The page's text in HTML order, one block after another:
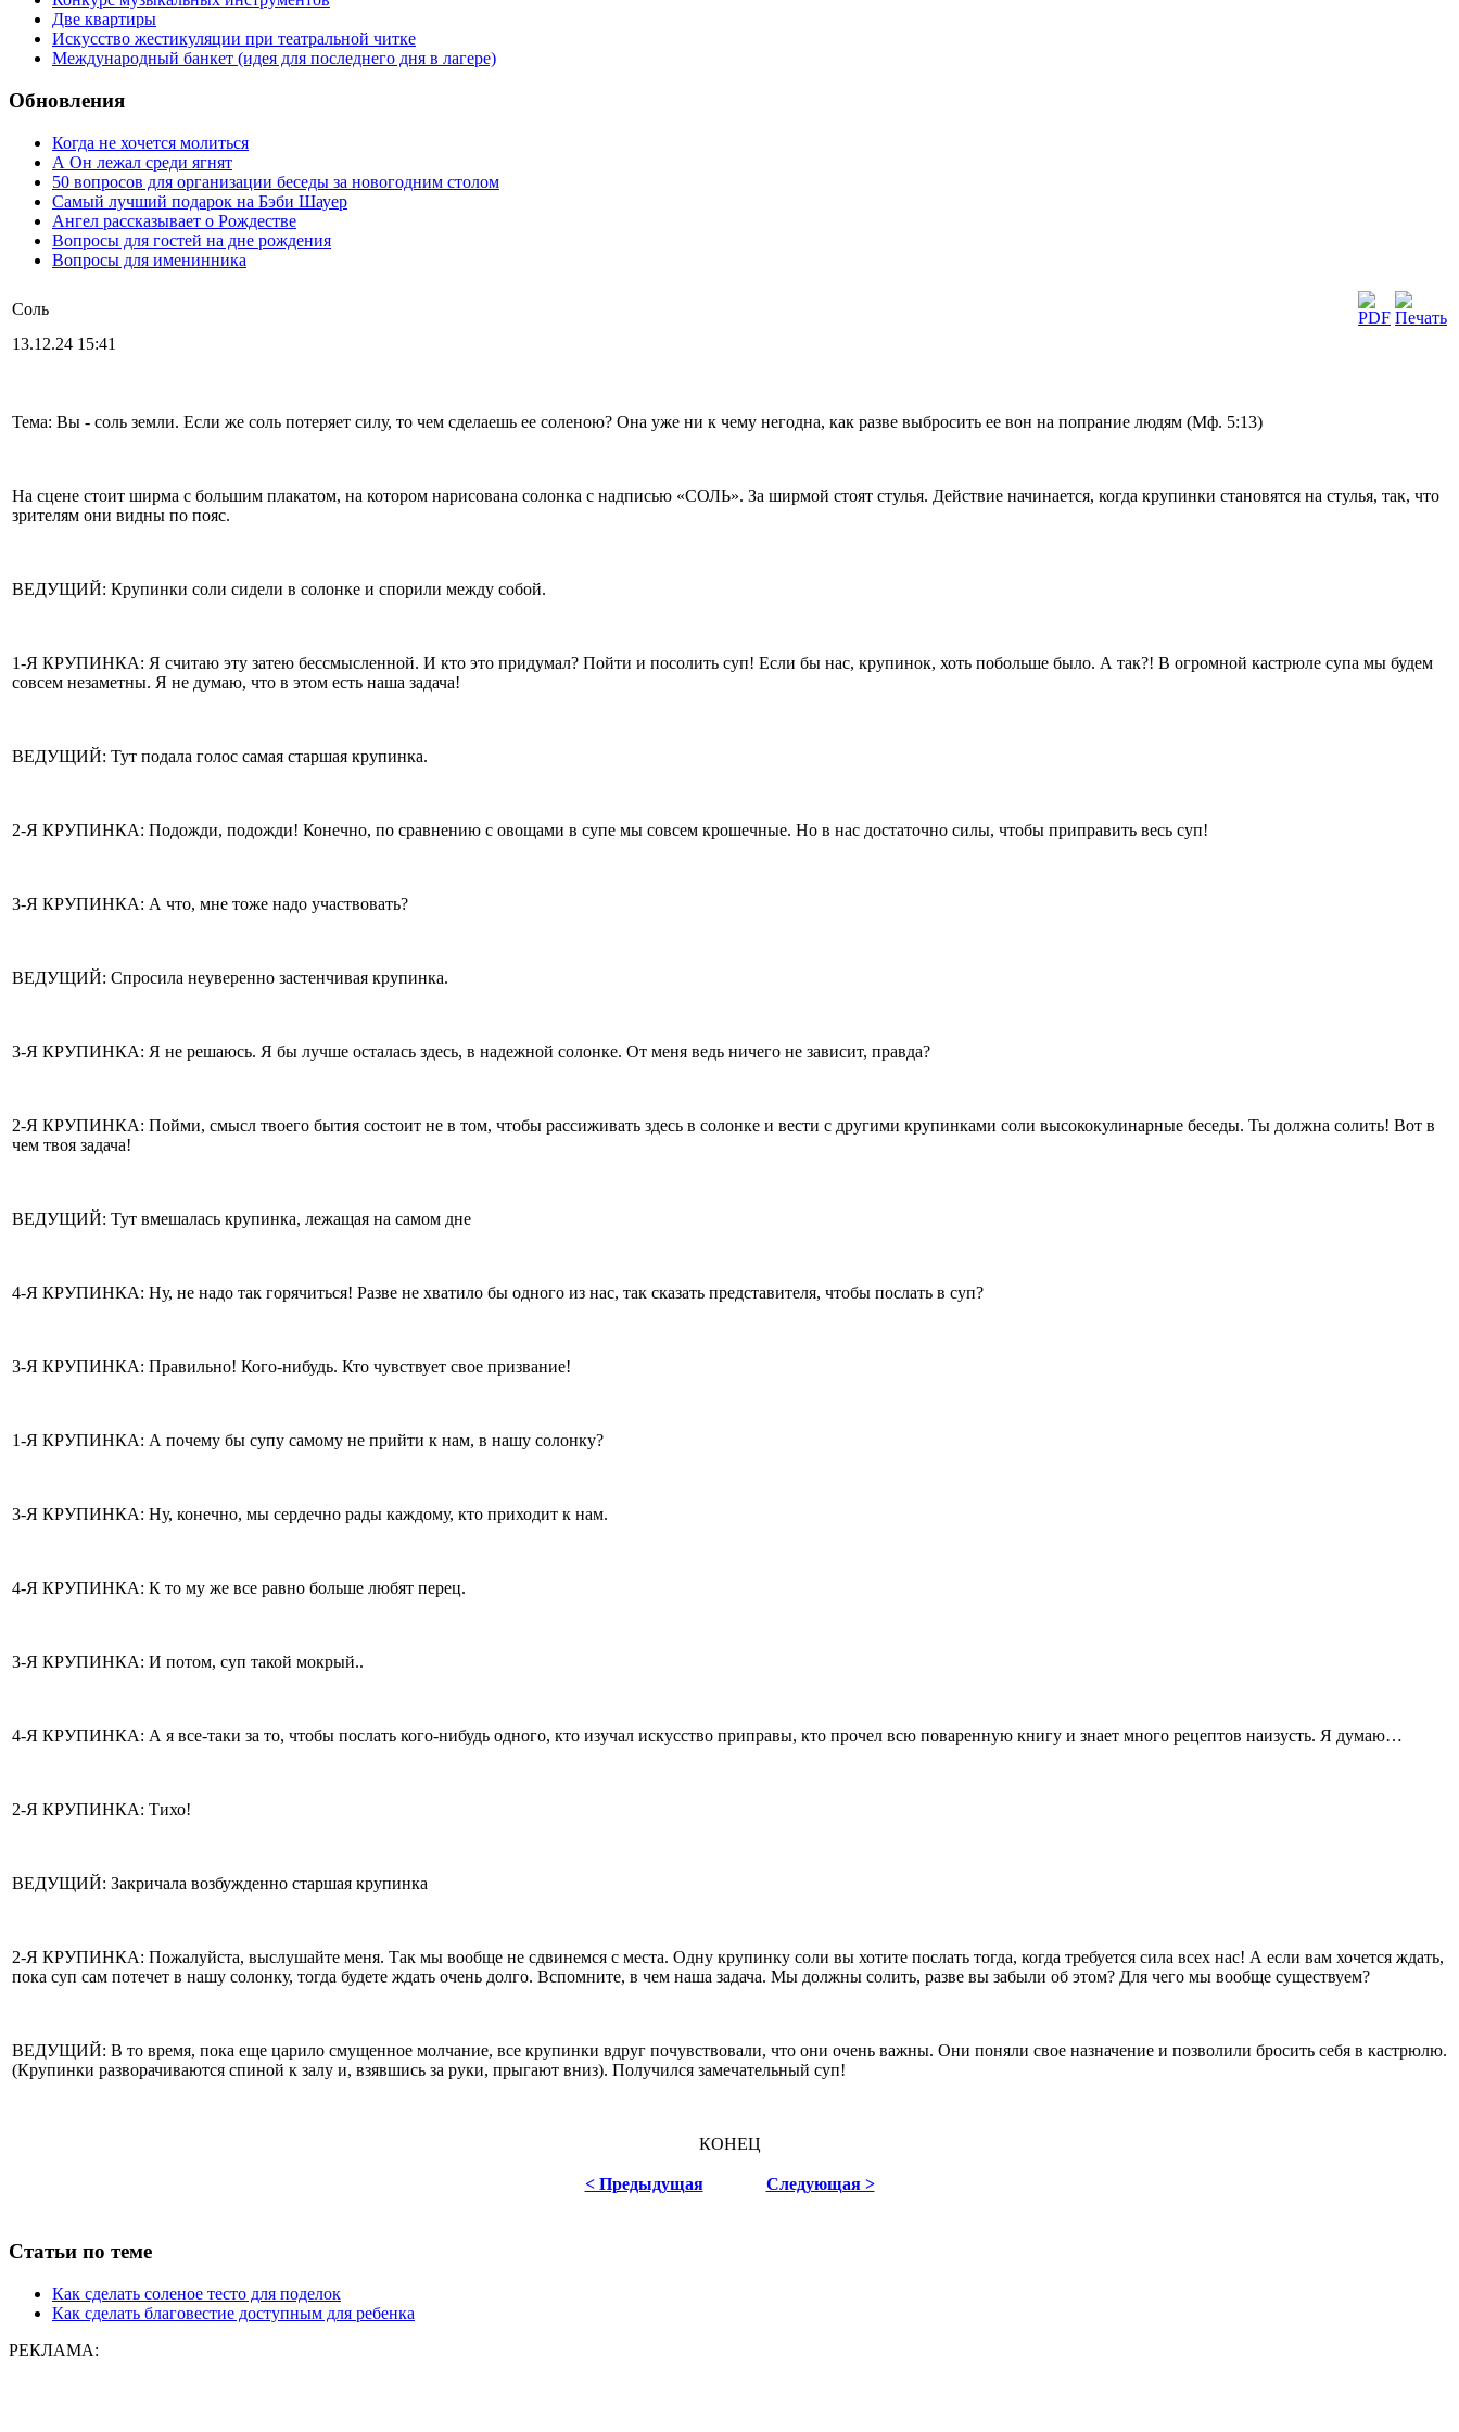
Две квартиры
Искусство жестикуляции при театральной читке
Международный банкет (идея для последнего дня в лагере)
Обновления
Когда не хочется молиться
А Он лежал среди ягнят
50 вопросов для организации беседы за новогодним столом
Самый лучший подарок на Бэби Шауер
Ангел рассказывает о Рождестве
Вопросы для гостей на дне рождения
Вопросы для именинника
Соль
13.12.24 15:41
Тема: Вы - соль земли. Если же соль потеряет силу, то чем сделаешь ее соленою? Она уже ни к чему негодна, как разве выбросить ее вон на попрание людям (Мф. 5:13)
На сцене стоит ширма с большим плакатом, на котором нарисована солонка с надписью «СОЛЬ». За ширмой стоят стулья. Действие начинается, когда крупинки становятся на стулья, так, что
зрителям они видны по пояс.
ВЕДУЩИЙ: Крупинки соли сидели в солонке и спорили между собой.
1-Я КРУПИНКА: Я считаю эту затею бессмысленной. И кто это придумал? Пойти и посолить суп! Если бы нас, крупинок, хоть побольше было. А так?! В огромной кастрюле супа мы будем
совсем незаметны. Я не думаю, что в этом есть наша задача!
ВЕДУЩИЙ: Тут подала голос самая старшая крупинка.
2-Я КРУПИНКА: Подожди, подожди! Конечно, по сравнению с овощами в супе мы совсем крошечные. Но в нас достаточно силы, чтобы приправить весь суп!
3-Я КРУПИНКА: А что, мне тоже надо участвовать?
ВЕДУЩИЙ: Спросила неуверенно застенчивая крупинка.
3-Я КРУПИНКА: Я не решаюсь. Я бы лучше осталась здесь, в надежной солонке. От меня ведь ничего не зависит, правда?
2-Я КРУПИНКА: Пойми, смысл твоего бытия состоит не в том, чтобы рассиживать здесь в солонке и вести с другими крупинками соли высококулинарные беседы. Ты должна солить! Вот в
чем твоя задача!
ВЕДУЩИЙ: Тут вмешалась крупинка, лежащая на самом дне
4-Я КРУПИНКА: Ну, не надо так горячиться! Разве не хватило бы одного из нас, так сказать представителя, чтобы послать в суп?
3-Я КРУПИНКА: Правильно! Кого-нибудь. Кто чувствует свое призвание!
1-Я КРУПИНКА: А почему бы супу самому не прийти к нам, в нашу солонку?
3-Я КРУПИНКА: Ну, конечно, мы сердечно рады каждому, кто приходит к нам.
4-Я КРУПИНКА: К то му же все равно больше любят перец.
3-Я КРУПИНКА: И потом, суп такой мокрый..
4-Я КРУПИНКА: А я все-таки за то, чтобы послать кого-нибудь одного, кто изучал искусство приправы, кто прочел всю поваренную книгу и знает много рецептов наизусть. Я думаю…
2-Я КРУПИНКА: Тихо!
ВЕДУЩИЙ: Закричала возбужденно старшая крупинка
2-Я КРУПИНКА: Пожалуйста, выслушайте меня. Так мы вообще не сдвинемся с места. Одну крупинку соли вы хотите послать тогда, когда требуется сила всех нас! А если вам хочется ждать,
пока суп сам потечет в нашу солонку, тогда будете ждать очень долго. Вспомните, в чем наша задача. Мы должны солить, разве вы забыли об этом? Для чего мы вообще существуем?
ВЕДУЩИЙ: В то время, пока еще царило смущенное молчание, все крупинки вдруг почувствовали, что они очень важны. Они поняли свое назначение и позволили бросить себя в кастрюлю.
(Крупинки разворачиваются спиной к залу и, взявшись за руки, прыгают вниз). Получился замечательный суп!
КОНЕЦ
< Предыдущая Следующая >
Статьи по теме
Как сделать соленое тесто для поделок
Как сделать благовестие доступным для ребенка
РЕКЛАМА: